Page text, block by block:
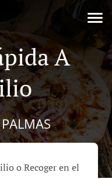
A
o Recoger en el